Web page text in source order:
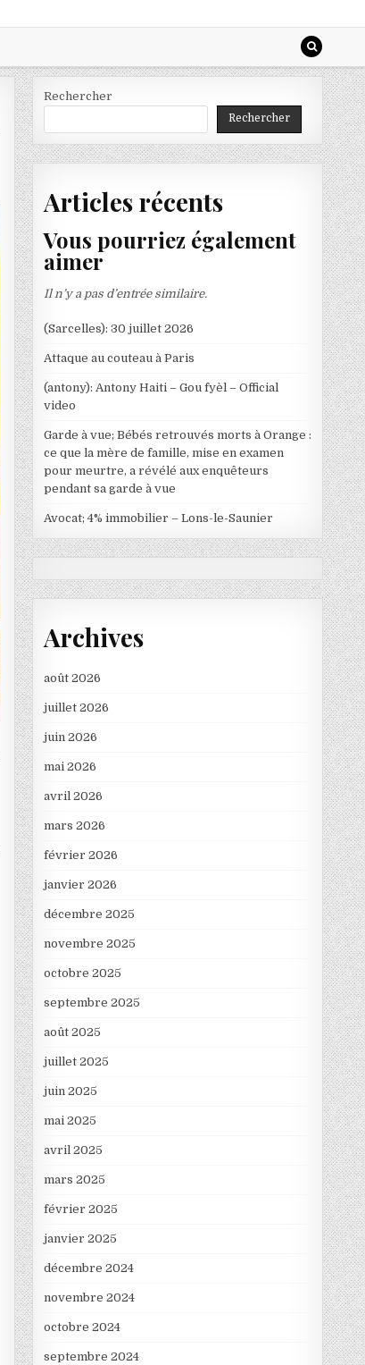
Rechercher
Rechercher
Articles récents
Vous pourriez également
aimer
Il n’y a pas d’entrée similaire.
(Sarcelles): 30 juillet 2026
Attaque au couteau à Paris
(antony): Antony Haiti – Gou fyèl – Official
video
Garde à vue; Bébés retrouvés morts à Orange :
ce que la mère de famille, mise en examen
pour meurtre, a révélé aux enquêteurs
pendant sa garde à vue
Avocat; 4% immobilier – Lons-le-Saunier
Archives
août 2026
juillet 2026
juin 2026
mai 2026
avril 2026
mars 2026
février 2026
janvier 2026
décembre 2025
novembre 2025
octobre 2025
septembre 2025
août 2025
juillet 2025
juin 2025
mai 2025
avril 2025
mars 2025
février 2025
janvier 2025
décembre 2024
novembre 2024
octobre 2024
septembre 2024